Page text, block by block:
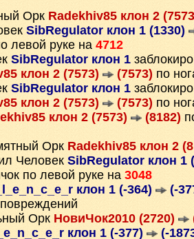
Орк Radekhiv85 клон 2
SibRegulator клон 1 (1330)
левой руке на 4712
SibRegulator клон 1
клон 2 (7573) (7573) по
SibRegulator клон 1
клон 2 (7573) (7573) по
клон 2 (7573) (8182)
Орк Radekhiv85 клон 2
Человек SibRegulator клон 1
по левой руке на 3048
клон 1 (-364)
(-
Орк НовиЧок2010 (2720)
клон 1 (-377)
(-